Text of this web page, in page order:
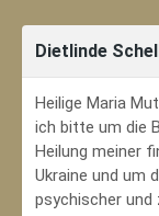
Dietlinde
Heilige Maria
ich bitte um die
Heilung meiner
Ukraine und um
psychischer und